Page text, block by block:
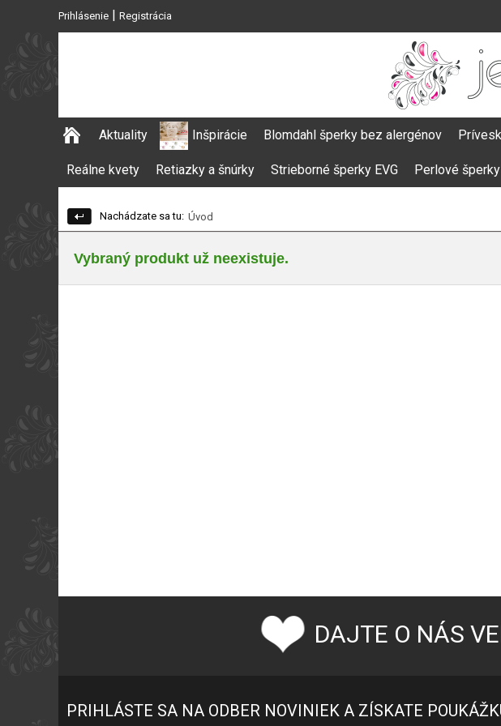
Prihlásenie | Registrácia
Aktuality Inšpirácie Blomdahl šperky bez alergénov
Reálne kvety Retiazky a šnúrky Strieborné šperky EVG Perlové šperky
Nachádzate sa tu: Úvod
Vybraný produkt už neexistuje.
DAJTE O NÁS
PRIHLÁSTE SA NA ODBER NOVINIEK A ZÍSKATE